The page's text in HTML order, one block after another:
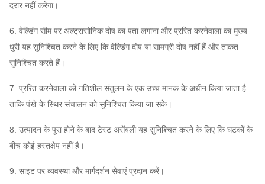
दरार नहीं करेगा।
6. वेल्डिंग सीम पर अल्ट्रासोनिक दोष का पता लगाना और प्ररित करनेवाला का मुख्य
धुरी यह सुनिश्चित करने के लिए कि वेल्डिंग दोष या सामग्री दोष नहीं हैं और ताकत
सुनिश्चित करते हैं।
7. प्ररित करनेवाला को गतिशील संतुलन के एक उच्च मानक के अधीन किया जाता है
ताकि पंखे के स्थिर संचालन को सुनिश्चित किया जा सके।
8. उत्पादन के पूरा होने के बाद टेस्ट असेंबली यह सुनिश्चित करने के लिए कि घटकों के
बीच कोई हस्तक्षेप नहीं है।
9. साइट पर व्यवस्था और मार्गदर्शन सेवाएं प्रदान करें।